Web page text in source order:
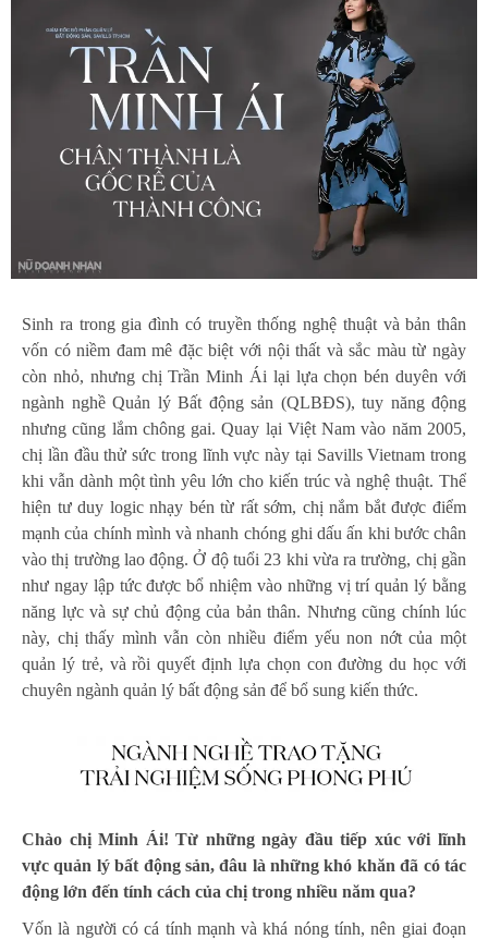
Sinh ra trong gia đình có truyền thống nghệ thuật và bản thân
vốn có niềm đam mê đặc biệt với nội thất và sắc màu từ ngày
còn nhỏ, nhưng chị Trần Minh Ái lại lựa chọn bén duyên với
ngành nghề Quản lý Bất động sản (QLBĐS), tuy năng động
nhưng cũng lắm chông gai. Quay lại Việt Nam vào năm 2005,
chị lần đầu thử sức trong lĩnh vực này tại Savills Vietnam trong
khi vẫn dành một tình yêu lớn cho kiến trúc và nghệ thuật. Thể
hiện tư duy logic nhạy bén từ rất sớm, chị nắm bắt được điểm
mạnh của chính mình và nhanh chóng ghi dấu ấn khi bước chân
vào thị trường lao động. Ở độ tuổi 23 khi vừa ra trường, chị gần
như ngay lập tức được bổ nhiệm vào những vị trí quản lý bằng
năng lực và sự chủ động của bản thân. Nhưng cũng chính lúc
này, chị thấy mình vẫn còn nhiều điểm yếu non nớt của một
quản lý trẻ, và rồi quyết định lựa chọn con đường du học với
chuyên ngành quản lý bất động sản để bổ sung kiến thức.
Chào chị Minh Ái! Từ những ngày đầu tiếp xúc với lĩnh
vực quản lý bất động sản, đâu là những khó khăn đã có tác
động lớn đến tính cách của chị trong nhiều năm qua?
Vốn là người có cá tính mạnh và khá nóng tính, nên giai đoạn